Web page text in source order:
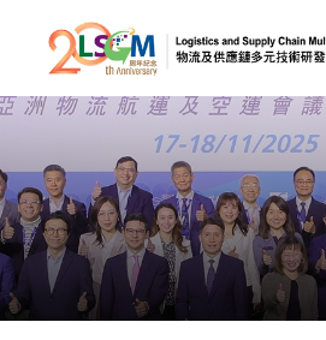
跳到內容（按回車
A A